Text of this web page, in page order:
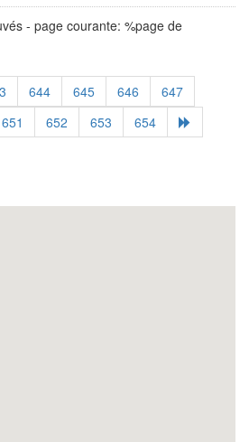
- page courante: %page de
644 645 646
647
651 652 653 654